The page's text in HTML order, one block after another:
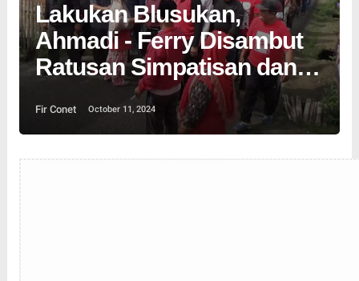
Lakukan Blusukan,
Ahmadi - Ferry Disambut
Ratusan Simpatisan dan
Masyarakat Hamparan
Rawang
Fir Conet October 11, 2024